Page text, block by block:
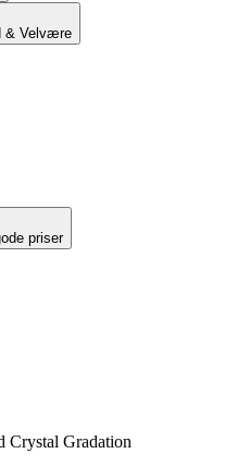
& Velvære
priser
Crystal Gradation